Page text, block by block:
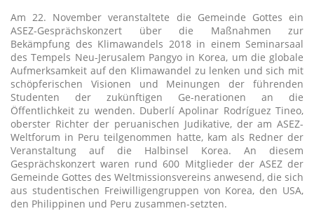
Am 22. November veranstaltete die Gemeinde Gottes ein
ASEZ-Gesprächskonzert über die Maßnahmen zur
Bekämpfung des Klimawandels 2018 in einem Seminarsaal
des Tempels Neu-Jerusalem Pangyo in Korea, um die globale
Aufmerksamkeit auf den Klimawandel zu lenken und sich mit
schöpferischen Visionen und Meinungen der führenden
Studenten der zukünftigen Ge-nerationen an die
Öffentlichkeit zu wenden. Duberlí Apolinar Rodríguez Tineo,
oberster Richter der peruanischen Judikative, der am ASEZ-
Weltforum in Peru teilgenommen hatte, kam als Redner der
Veranstaltung auf die Halbinsel Korea. An diesem
Gesprächskonzert waren rund 600 Mitglieder der ASEZ der
Gemeinde Gottes des Weltmissionsvereins anwesend, die sich
aus studentischen Freiwilligengruppen von Korea, den USA,
den Philippinen und Peru zusammen-setzten.